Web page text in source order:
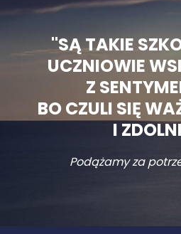
"SĄ TAKIE
UCZNIOWIE
Z
BO CZULI SIĘ
I
Podążamy za